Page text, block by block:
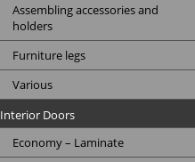
Assembling accessories and
holders
Furniture legs
Various
Interior Doors
Economy – Laminate